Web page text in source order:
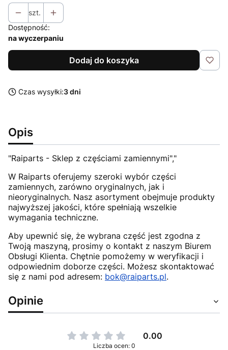
szt.
Dostępność:
na wyczerpaniu
Dodaj do koszyka
Czas wysyłki:3 dni
Opis
"Raiparts - Sklep z częściami zamiennymi","
W Raiparts oferujemy szeroki wybór części
zamiennych, zarówno oryginalnych, jak i
nieoryginalnych. Nasz asortyment obejmuje produkty
najwyższej jakości, które spełniają wszelkie
wymagania techniczne.
Aby upewnić się, że wybrana część jest zgodna z
Twoją maszyną, prosimy o kontakt z naszym Biurem
Obsługi Klienta. Chętnie pomożemy w weryfikacji i
odpowiednim doborze części. Możesz skontaktować
się z nami pod adresem: bok@raiparts.pl.
Opinie
0.00
Liczba ocen: 0